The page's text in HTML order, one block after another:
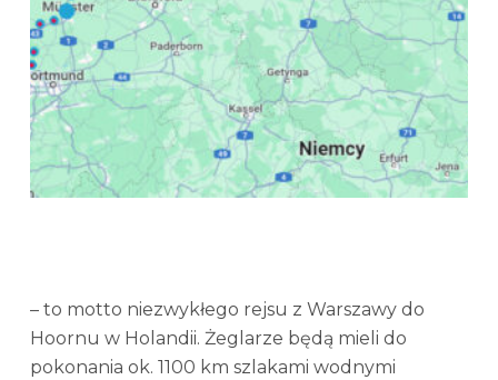
– to motto niezwykłego rejsu z Warszawy do
Hoornu w Holandii. Żeglarze będą mieli do
pokonania ok. 1100 km szlakami wodnymi